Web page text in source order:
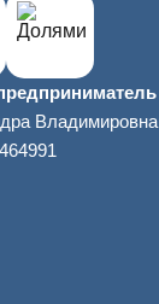
Владимировна